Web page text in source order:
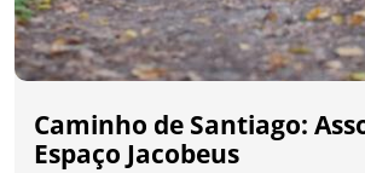
Caminho de Santiago:
Espaço Jacobeus